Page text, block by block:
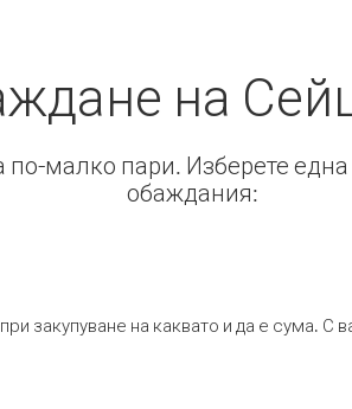
на
малко пари. Изберете
обаждания:
закупуване на каквато и да е сума.